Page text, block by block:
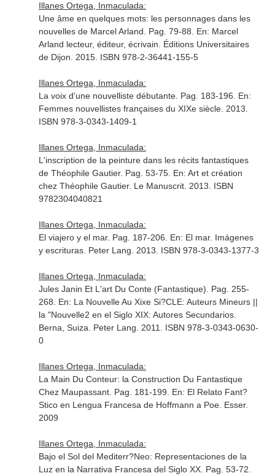
Illanes Ortega, Inmaculada:
Une âme en quelques mots: les personnages dans les
nouvelles de Marcel Arland. Pag. 79-88. En: Marcel
Arland lecteur, éditeur, écrivain . Éditions Universitaires
de Dijon. 2015. ISBN 978-2-36441-155-5
Illanes Ortega, Inmaculada:
La voix d'une nouvelliste débutante. Pag. 183-196. En:
Femmes nouvellistes françaises du XIXe siècle. 2013.
ISBN 978-3-0343-1409-1
Illanes Ortega, Inmaculada:
L'inscription de la peinture dans les récits fantastiques
de Théophile Gautier. Pag. 53-75. En: Art et création
chez Théophile Gautier. Le Manuscrit. 2013. ISBN
9782304040821
Illanes Ortega, Inmaculada:
El viajero y el mar. Pag. 187-206. En: El mar. Imágenes
y escrituras. Peter Lang. 2013. ISBN 978-3-0343-1377-3
Illanes Ortega, Inmaculada:
Jules Janin Et L'art Du Conte (Fantastique). Pag. 255-
268. En: La Nouvelle Au Xixe Si?CLE: Auteurs Mineurs ||
la "Nouvelle2 en el Siglo XIX: Autores Secundarios.
Berna, Suiza. Peter Lang. 2011. ISBN 978-3-0343-0630-
0
Illanes Ortega, Inmaculada:
La Main Du Conteur: la Construction Du Fantastique
Chez Maupassant. Pag. 181-199. En: El Relato Fant?
Stico en Lengua Francesa de Hoffmann a Poe. Esser.
2009
Illanes Ortega, Inmaculada:
Bajo el Sol del Mediterr?Neo: Representaciones de la
Luz en la Narrativa Francesa del Siglo XX. Pag. 53-72.